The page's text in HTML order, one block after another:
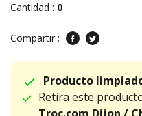
Cantidad : 0
Compartir :
Producto
Retira este